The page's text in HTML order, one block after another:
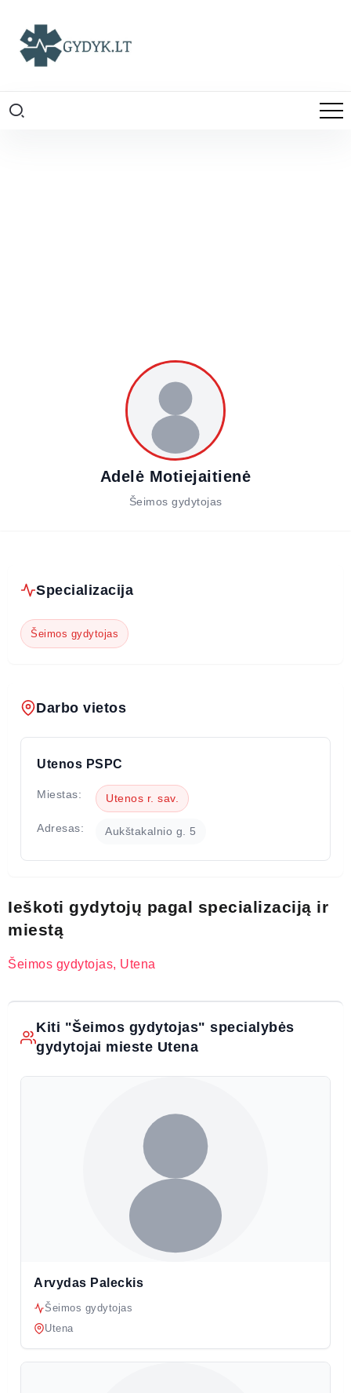
Adelė Motiejaitienė
Šeimos gydytojas
Specializacija
Šeimos gydytojas
Darbo vietos
Utenos PSPC
Miestas: Utenos r. sav.
Adresas: Aukštakalnio g. 5
Ieškoti gydytojų pagal specializaciją ir
miestą
Šeimos gydytojas, Utena
Kiti "Šeimos gydytojas" specialybės
gydytojai mieste Utena
Arvydas Paleckis
Šeimos gydytojas
Utena